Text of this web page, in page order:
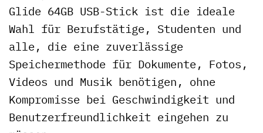
Glide 64GB USB-Stick ist die ideale
Wahl für Berufstätige, Studenten und
alle, die eine zuverlässige
Speichermethode für Dokumente, Fotos,
Videos und Musik benötigen, ohne
Kompromisse bei Geschwindigkeit und
Benutzerfreundlichkeit eingehen zu